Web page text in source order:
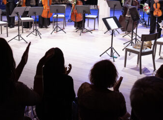
rodáci a studenti
Pardubice)
Bratislava)
Brno)
Brno)